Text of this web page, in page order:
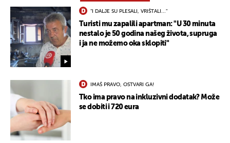
"I DALJE SU PLESALI, VRIŠTALI..."
Turisti mu zapalili apartman: "U 30 minuta
nestalo je 50 godina našeg života, supruga
i ja ne možemo oka sklopiti"
IMAŠ PRAVO, OSTVARI GA!
Tko ima pravo na inkluzivni dodatak? Može
se dobiti i 720 eura